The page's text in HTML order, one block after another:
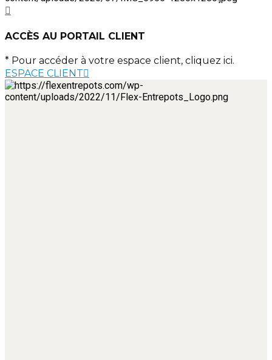
ACCÈS AU PORTAIL CLIENT
* Pour accéder à votre espace client, cliquez ici.
ESPACE CLIENT